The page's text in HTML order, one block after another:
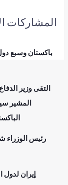
المشاركات
باكستان وسبع
التقى وزير
المشير
رئيس الوزراء
إيران لدول